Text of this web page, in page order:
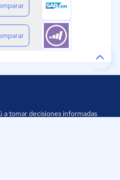
a tomar decisiones informadas